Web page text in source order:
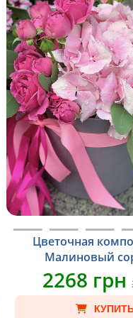
Цветочная
Малиновый
2268 грн